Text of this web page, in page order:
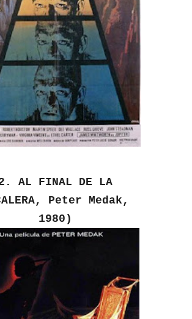
AL FINAL DE LA
Peter Medak,
1980)